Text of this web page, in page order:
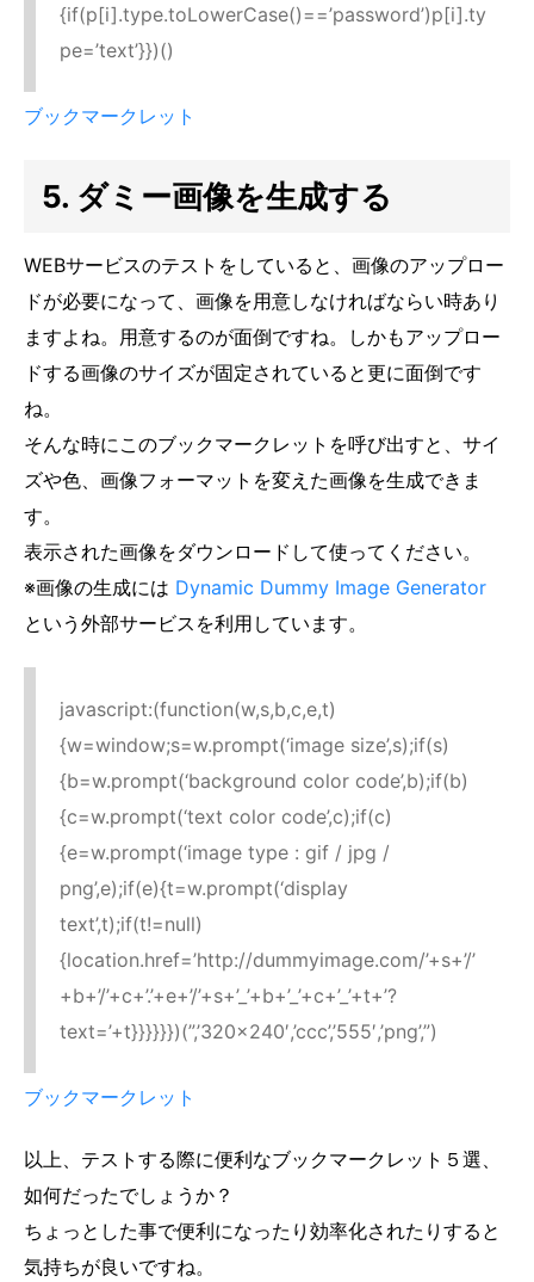
{if(p[i].type.toLowerCase()==’password’)p[i].ty
pe=’text’}})()
ブックマークレット
5. ダミー画像を生成する
WEBサービスのテストをしていると、画像のアップロー
ドが必要になって、画像を用意しなければならい時あり
ますよね。用意するのが面倒ですね。しかもアップロー
ドする画像のサイズが固定されていると更に面倒です
ね。
そんな時にこのブックマークレットを呼び出すと、サイ
ズや色、画像フォーマットを変えた画像を生成できま
す。
表示された画像をダウンロードして使ってください。
※画像の生成には Dynamic Dummy Image Generator
という外部サービスを利用しています。
javascript:(function(w,s,b,c,e,t)
{w=window;s=w.prompt(‘image size’,s);if(s)
{b=w.prompt(‘background color code’,b);if(b)
{c=w.prompt(‘text color code’,c);if(c)
{e=w.prompt(‘image type : gif / jpg /
png’,e);if(e){t=w.prompt(‘display
text’,t);if(t!=null)
{location.href=’http://dummyimage.com/’+s+’/’
+b+’/’+c+’.’+e+’/’+s+’_’+b+’_’+c+’_’+t+’?
text=’+t}}}}}})(”,’320×240′,’ccc’,’555′,’png’,”)
ブックマークレット
以上、テストする際に便利なブックマークレット５選、
如何だったでしょうか？
ちょっとした事で便利になったり効率化されたりすると
気持ちが良いですね。